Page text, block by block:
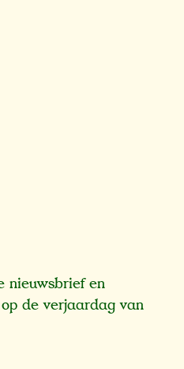
nieuwsbrief en
de verjaardag van